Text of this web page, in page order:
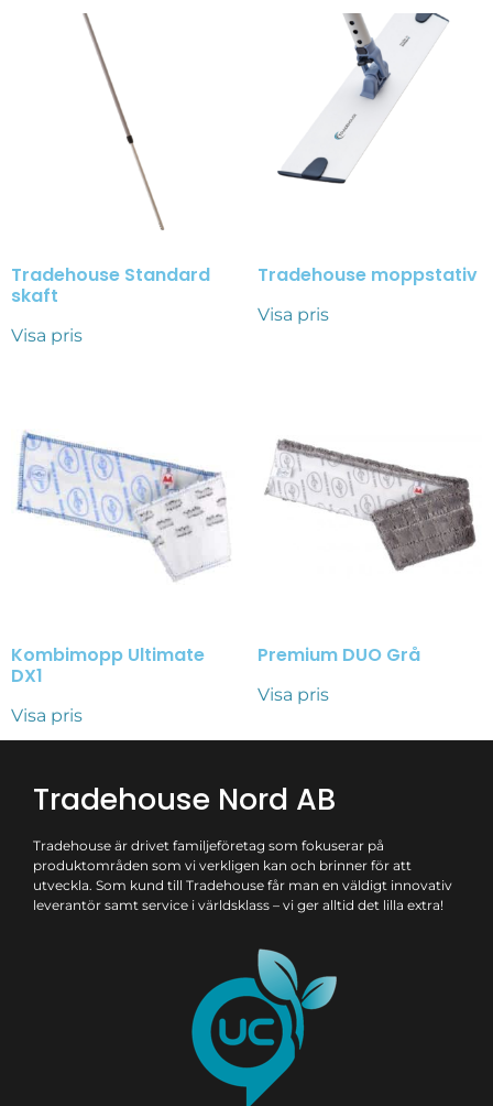
Tradehouse Standard
skaft
Visa pris
Tradehouse moppstativ
Visa pris
Kombimopp Ultimate
DX1
Visa pris
Premium DUO Grå
Visa pris
Tradehouse Nord AB
Tradehouse är drivet familjeföretag som fokuserar på
produktområden som vi verkligen kan och brinner för att
utveckla. Som kund till Tradehouse får man en väldigt innovativ
leverantör samt service i världsklass – vi ger alltid det lilla extra!